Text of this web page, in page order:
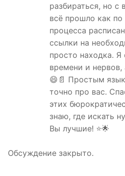
разбираться, но
всё прошло как
процесса
ссылки на
просто находка. Я
времени и нервов,
😄📄 Простым
точно про вас.
этих
знаю, где искать
Вы лучшие! ⭐️🌟
Обсуждение закрыто.